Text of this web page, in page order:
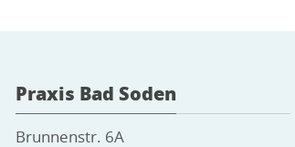
Praxis Bad Soden
Brunnenstr. 6A